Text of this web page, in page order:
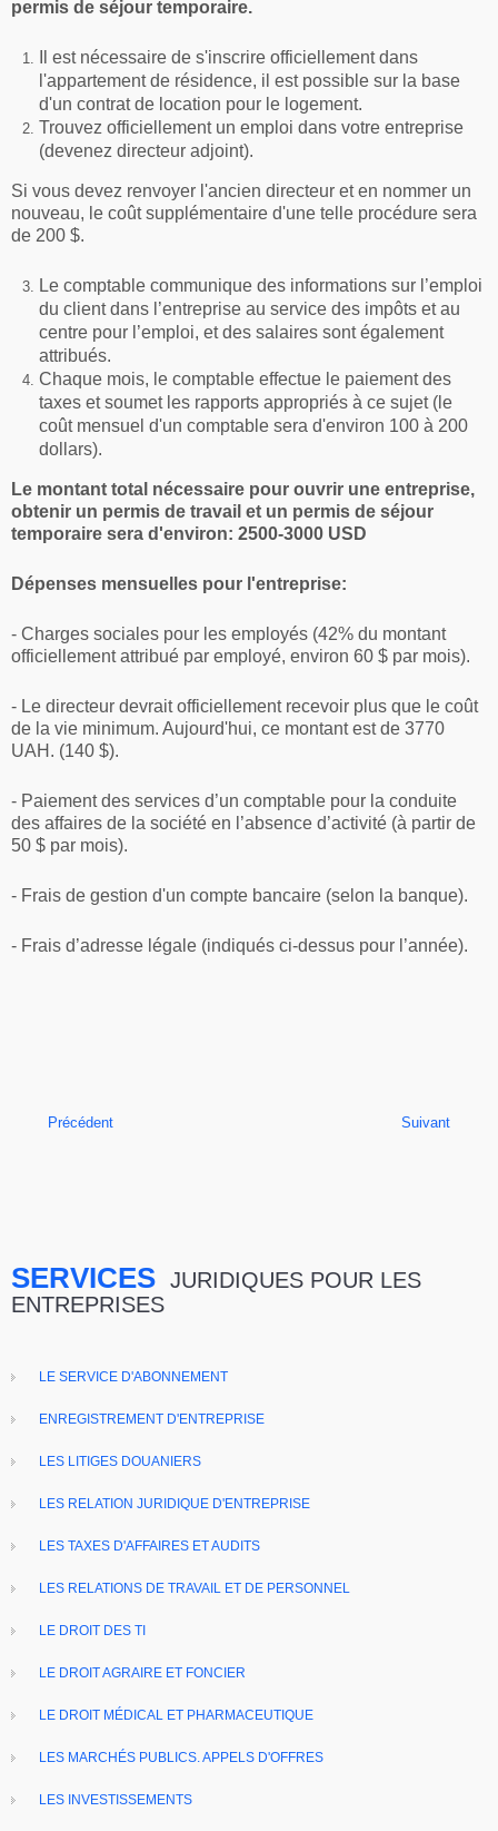
SERVICES JURIDIQUES POUR LES
ENTREPRISES
LE SERVICE D'ABONNEMENT
ENREGISTREMENT D'ENTREPRISE
LES LITIGES DOUANIERS
LES RELATION JURIDIQUE D'ENTREPRISE
LES TAXES D'AFFAIRES ET AUDITS
LES RELATIONS DE TRAVAIL ET DE PERSONNEL
LE DROIT DES TI
LE DROIT AGRAIRE ET FONCIER
LE DROIT MÉDICAL ET PHARMACEUTIQUE
LES MARCHÉS PUBLICS. APPELS D'OFFRES
LES INVESTISSEMENTS
permis de séjour temporaire.
Il est nécessaire de s'inscrire officiellement dans
l'appartement de résidence, il est possible sur la base
d'un contrat de location pour le logement.
Trouvez officiellement un emploi dans votre entreprise
(devenez directeur adjoint).
Si vous devez renvoyer l'ancien directeur et en nommer un
nouveau, le coût supplémentaire d'une telle procédure sera
de 200 $.
Le comptable communique des informations sur l’emploi
du client dans l’entreprise au service des impôts et au
centre pour l’emploi, et des salaires sont également
attribués.
Chaque mois, le comptable effectue le paiement des
taxes et soumet les rapports appropriés à ce sujet (le
coût mensuel d'un comptable sera d'environ 100 à 200
dollars).
Le montant total nécessaire pour ouvrir une entreprise,
obtenir un permis de travail et un permis de séjour
temporaire sera d'environ: 2500-3000 USD
Dépenses mensuelles pour l'entreprise:
- Charges sociales pour les employés (42% du montant
officiellement attribué par employé, environ 60 $ par mois).
- Le directeur devrait officiellement recevoir plus que le coût
de la vie minimum. Aujourd'hui, ce montant est de 3770
UAH. (140 $).
- Paiement des services d’un comptable pour la conduite
des affaires de la société en l’absence d’activité (à partir de
50 $ par mois).
- Frais de gestion d'un compte bancaire (selon la banque).
- Frais d’adresse légale (indiqués ci-dessus pour l’année).
Précédent Suivant